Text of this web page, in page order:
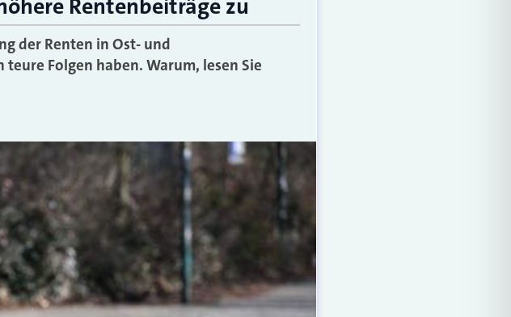
Rentenbeiträge zu
der Renten in Ost- und
Folgen haben. Warum, lesen Sie